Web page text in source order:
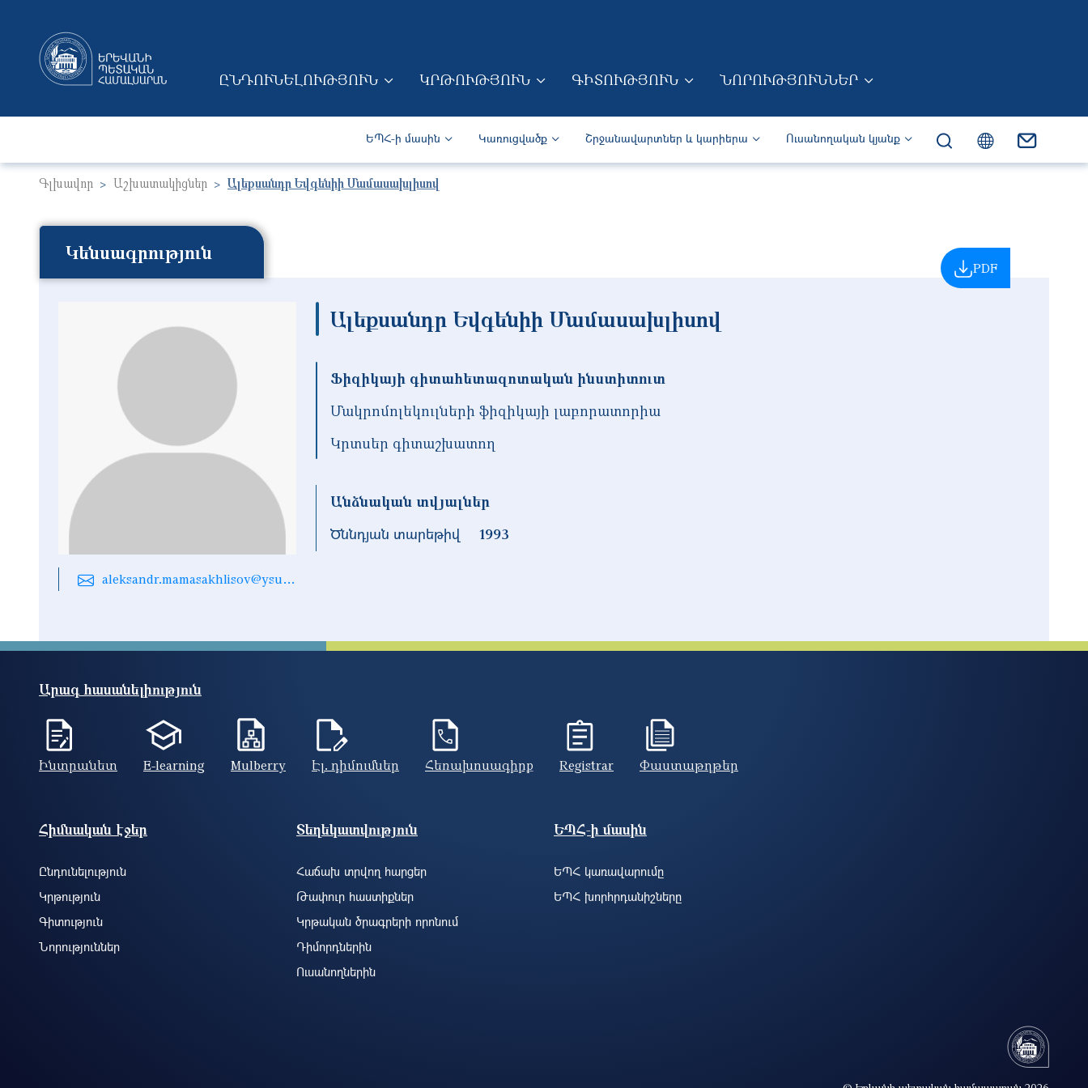
MAIN NAVIGATION (ARM)
ԸՆԴՈՒՆԵԼՈՒԹՅՈՒՆ ԿՐԹՈՒԹՅՈՒՆ ԳԻՏՈՒԹՅՈՒՆ ՆՈՐՈՒԹՅՈՒՆՆԵՐ
Secondary navigation (Arm)
ԵՊՀ-ի մասին Կառուցվածք Շրջանավարտներ և կարիերա Ուսանողական կյանք
Գլխավոր Աշխատակիցներ Ալեքսանդր Եվգենիի Մամասախլիսով
PDF
Կենսագրություն
aleksandr.mamasakhlisov@ysu.am
Ալեքսանդր Եվգենիի Մամասախլիսով
Ֆիզիկայի գիտահետազոտական ինստիտուտ
Մակրոմոլեկուլների ֆիզիկայի լաբորատորիա
Կրտսեր գիտաշխատող
Անձնական տվյալներ
Ծննդյան տարեթիվ
1993
Արագ հասանելիություն
Ինտրանետ E-learning Mulberry Էլ. դիմումներ Հեռախոսագիրք Registrar Փաստաթղթեր
Footer site information
Հիմնական էջեր
Ընդունելություն
Կրթություն
Գիտություն
Նորություններ
Տեղեկատվություն
Հաճախ տրվող հարցեր
Թափուր հաստիքներ
Կրթական ծրագրերի որոնում
Դիմորդներին
Ուսանողներին
ԵՊՀ-ի մասին
ԵՊՀ կառավարումը
ԵՊՀ խորհրդանիշները